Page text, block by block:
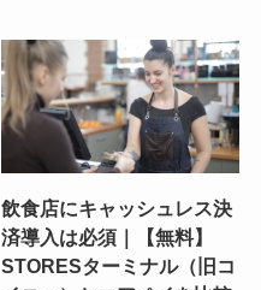
飲食店にキャッシュレス決
済導入は必須｜【無料】
STORESターミナル（旧コ